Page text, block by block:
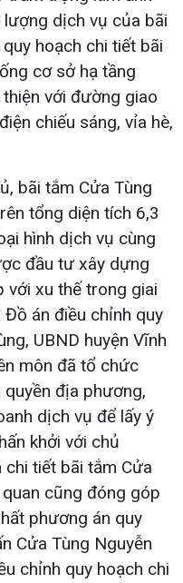
dịch vụ của bãi
hoạch chi tiết bãi
cơ sở hạ tầng
với đường giao
chiếu sáng, vỉa hè,
bãi tắm Cửa Tùng
tổng diện tích 6,3
hình dịch vụ cùng
đầu tư xây dựng
với xu thế trong giai
Đồ án điều chỉnh quy
UBND huyện Vĩnh
môn đã tổ chức
địa phương,
dịch vụ để lấy ý
khởi với chủ
tiết bãi tắm Cửa
cũng đóng góp
phương án quy
Cửa Tùng Nguyễn
chỉnh quy hoạch chi